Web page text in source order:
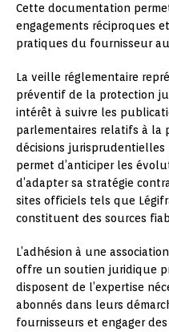
Cette documentation
engagements réciproques
pratiques du fournisseur
La veille réglementaire
préventif de la protection
intérêt à suivre les
parlementaires relatifs à la
décisions jurisprudentielles
permet d’anticiper les
d’adapter sa stratégie
sites officiels tels que
constituent des sources
L’adhésion à une
offre un soutien juridique
disposent de l’expertise
abonnés dans leurs
fournisseurs et engager